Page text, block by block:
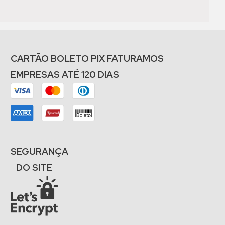
CARTÃO BOLETO PIX FATURAMOS
EMPRESAS ATÉ 120 DIAS
SEGURANÇA
DO SITE